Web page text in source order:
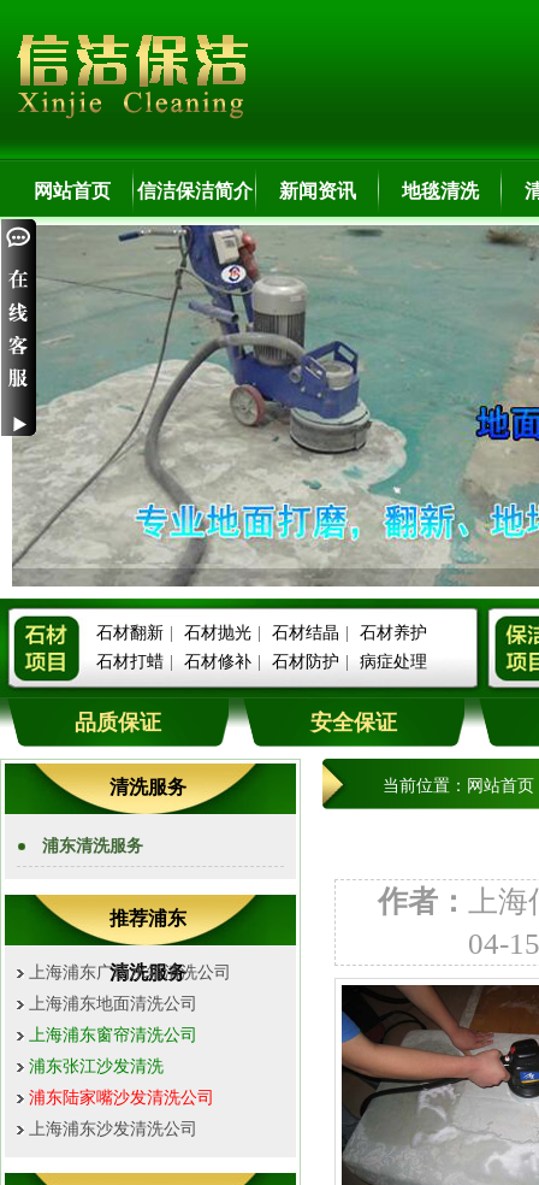
网站首页 信洁保洁简介 新闻资讯 地毯清洗
石材翻新 石材抛光 石材结晶
石材养护
石材打蜡
石材修补 石材防护 病症处理
品质保证 安全保证
清洗服务
浦东清洗服务
推荐浦东
清洗服务
上海浦东广场水箱清洗公司
上海浦东地面清洗公司
上海浦东窗帘清洗公司
浦东张江沙发清洗
浦东陆家嘴沙发清洗公司
上海浦东沙发清洗公司
当前位置： 网站首页
作者：
上
04-